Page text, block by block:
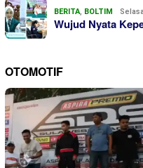
BERITA, BOLTIM
Wujud Nyata
OTOMOTIF